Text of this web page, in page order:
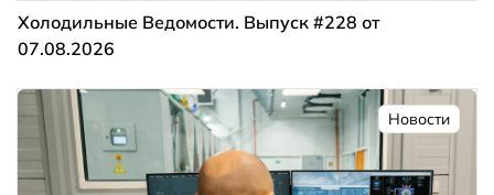
Холодильные Ведомости. Выпуск #228 от
07.08.2026
Новости